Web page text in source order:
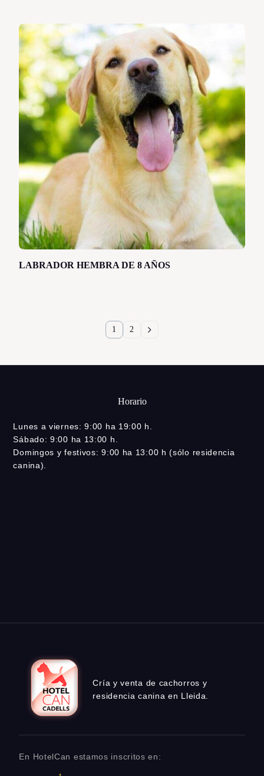
LABRADOR HEMBRA DE 8 AÑOS
1 2
Horario
Lunes a viernes: 9:00 ha 19:00 h.
Sábado: 9:00 ha 13:00 h.
Domingos y festivos: 9:00 ha 13:00 h (sólo residencia
canina).
Cría y venta de cachorros y
residencia canina en Lleida.
En HotelCan estamos inscritos en: